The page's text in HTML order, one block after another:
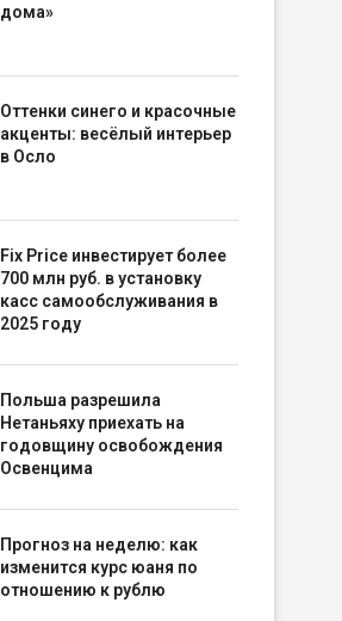
дома»
Оттенки синего и красочные
акценты: весёлый интерьер
в Осло
Fix Price инвестирует более
700 млн руб. в установку
касс самообслуживания в
2025 году
Польша разрешила
Нетаньяху приехать на
годовщину освобождения
Освенцима
Прогноз на неделю: как
изменится курс юаня по
отношению к рублю